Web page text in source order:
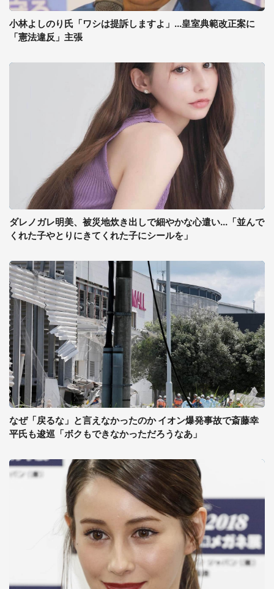
小林よしのり氏「ワシは提訴しますよ」...皇室典範改正案に
「憲法違反」主張
ダレノガレ明美、被災地炊き出しで細やかな心遣い...「並んで
くれた子やとりにきてくれた子にシールを」
なぜ「戻るな」と言えなかったのか イオン爆発事故で斎藤幸
平氏も逡巡「ボクもできなかっただろうなあ」